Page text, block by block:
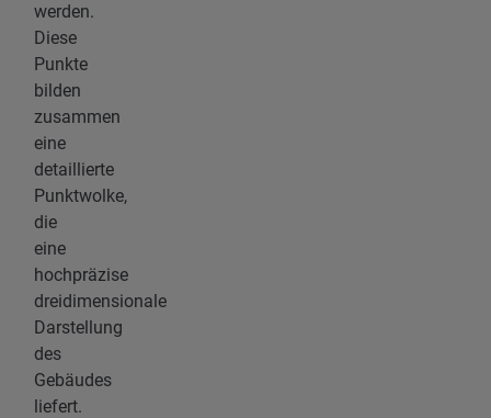
werden.
Diese
Punkte
bilden
zusammen
eine
detaillierte
Punktwolke,
die
eine
hochpräzise
dreidimensionale
Darstellung
des
Gebäudes
liefert.